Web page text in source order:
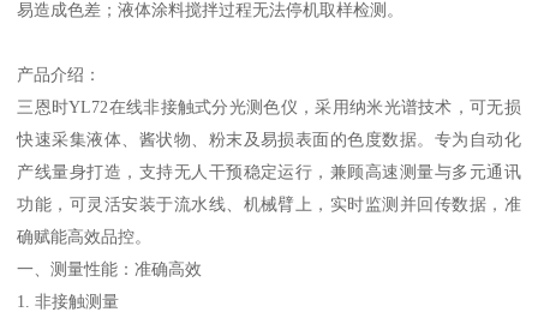
易造成色差；液体涂料搅拌过程无法停机取样检测。
产品介绍 ：
三恩时YL72在线非接触式分光测色仪，采用纳米光谱技术，可无损
快速采集液体、酱状物、粉末及易损表面的色度数据。专为自动化
产线量身打造，支持无人干预稳定运行，兼顾高速测量与多元通讯
功能，可灵活安装于流水线、机械臂上，实时监测并回传数据， 准
确赋能高效品控。
一、测量性能：准确高效
1.非接触测量